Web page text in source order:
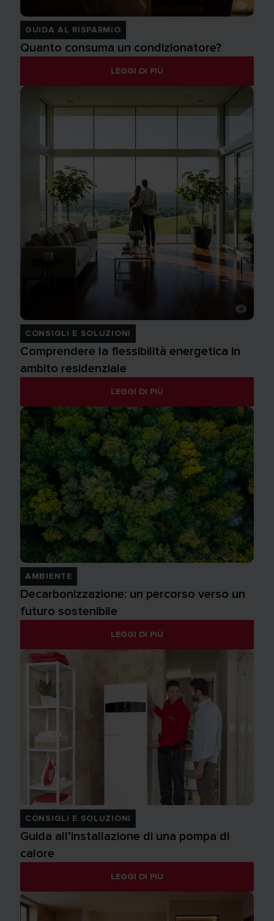
GUIDA AL RISPARMIO
Quanto consuma un condizionatore?
LEGGI DI PIÙ
CONSIGLI E SOLUZIONI
Comprendere la flessibilità energetica in
ambito residenziale
LEGGI DI PIÙ
AMBIENTE
Decarbonizzazione: un percorso verso un
futuro sostenibile
LEGGI DI PIÙ
CONSIGLI E SOLUZIONI
Guida all’installazione di una pompa di
calore
LEGGI DI PIÙ